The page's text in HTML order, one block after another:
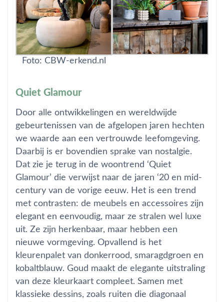
Foto: CBW-erkend.nl
Quiet Glamour
Door alle ontwikkelingen en wereldwijde
gebeurtenissen van de afgelopen jaren hechten
we waarde aan een vertrouwde leefomgeving.
Daarbij is er bovendien sprake van nostalgie.
Dat zie je terug in de woontrend ‘Quiet
Glamour’ die verwijst naar de jaren ‘20 en mid-
century van de vorige eeuw. Het is een trend
met contrasten: de meubels en accessoires zijn
elegant en eenvoudig, maar ze stralen wel luxe
uit. Ze zijn herkenbaar, maar hebben een
nieuwe vormgeving. Opvallend is het
kleurenpalet van donkerrood, smaragdgroen en
kobaltblauw. Goud maakt de elegante uitstraling
van deze kleurkaart compleet. Samen met
klassieke dessins, zoals ruiten die diagonaal